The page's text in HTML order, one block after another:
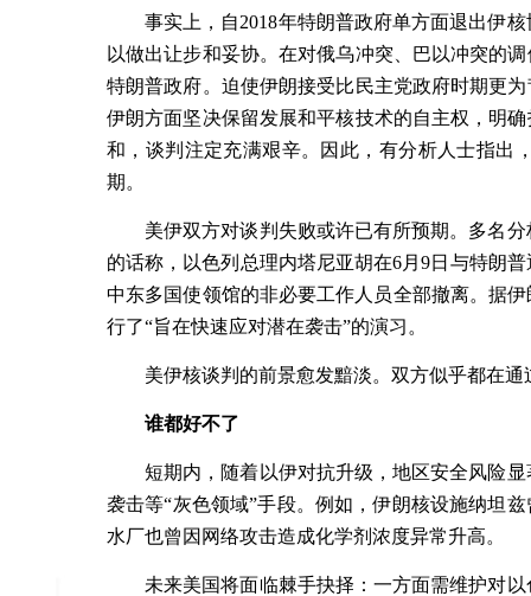
事实上，自2018年特朗普政府单方面退出伊
以做出让步和妥协。在对俄乌冲突、巴以冲突的
特朗普政府。迫使伊朗接受比民主党政府时期更
伊朗方面坚决保留发展和平核技术的自主权，明确
和，谈判注定充满艰辛。因此，有分析人士指出
期。
美伊双方对谈判失败或许已有所预期。多名
的话称，以色列总理内塔尼亚胡在6月9日与特朗
中东多国使领馆的非必要工作人员全部撤离。据
行了“旨在快速应对潜在袭击”的演习。
美伊核谈判的前景愈发黯淡。双方似乎都在
谁都好不了
短期内，随着以伊对抗升级，地区安全风险
袭击等“灰色领域”手段。例如，伊朗核设施纳坦兹
水厂也曾因网络攻击造成化学剂浓度异常升高。
未来美国将面临棘手抉择：一方面需维护对